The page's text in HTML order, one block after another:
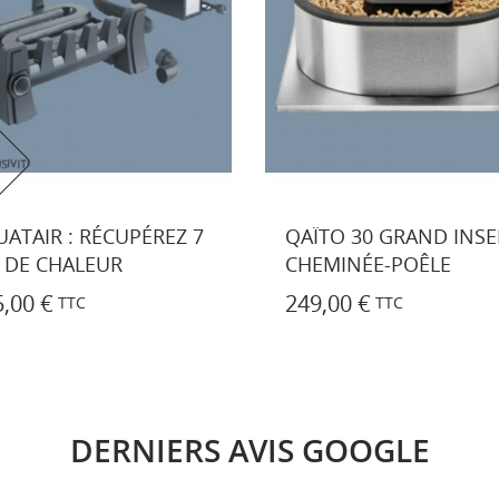
30 GRAND INSERT-
POÊLE
€ TTC
VITRE INSERT-POÊLE
NOUS CONSULTER
0,00 €TTC
DERNIERS AVIS GOOGLE